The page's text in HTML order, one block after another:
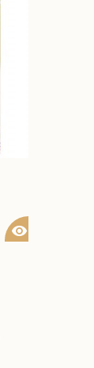
visibility